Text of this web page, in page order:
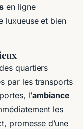
en ligne
luxueuse et bien
quartiers
par les transports
l’ambiance
les
promesse d’une